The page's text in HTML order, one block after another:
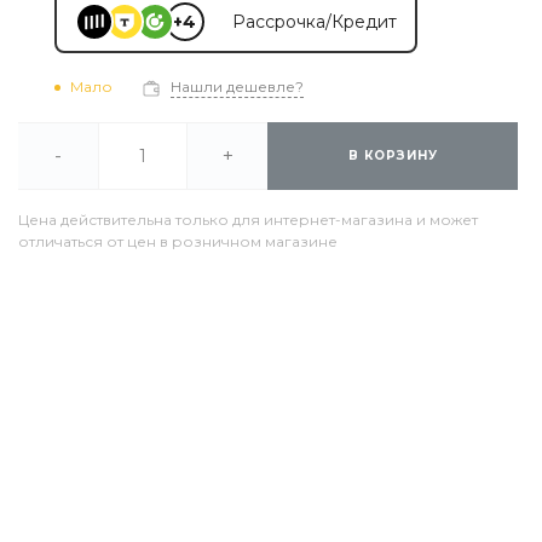
+4 Рассрочка/Кредит
Мало Нашли дешевле?
- + В КОРЗИНУ
Цена действительна только для интернет-магазина и может
отличаться от цен в розничном магазине